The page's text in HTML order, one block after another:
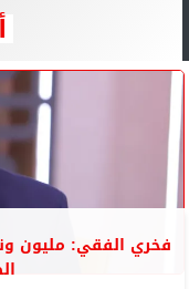
فخري الفقي: مليون